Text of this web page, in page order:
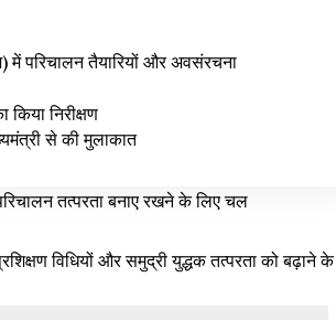
परिचालन तैयारियों और अवसंरचना
निरीक्षण
से की मुलाकात
तत्परता बनाए रखने के लिए चल
विधियों और समुद्री युद्धक तत्परता को बढ़ाने के